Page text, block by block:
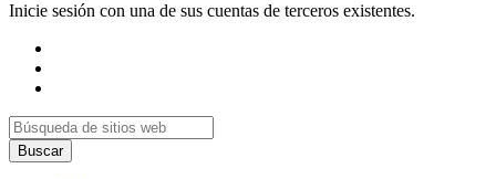
Inicie sesión con una de sus cuentas de terceros existentes.